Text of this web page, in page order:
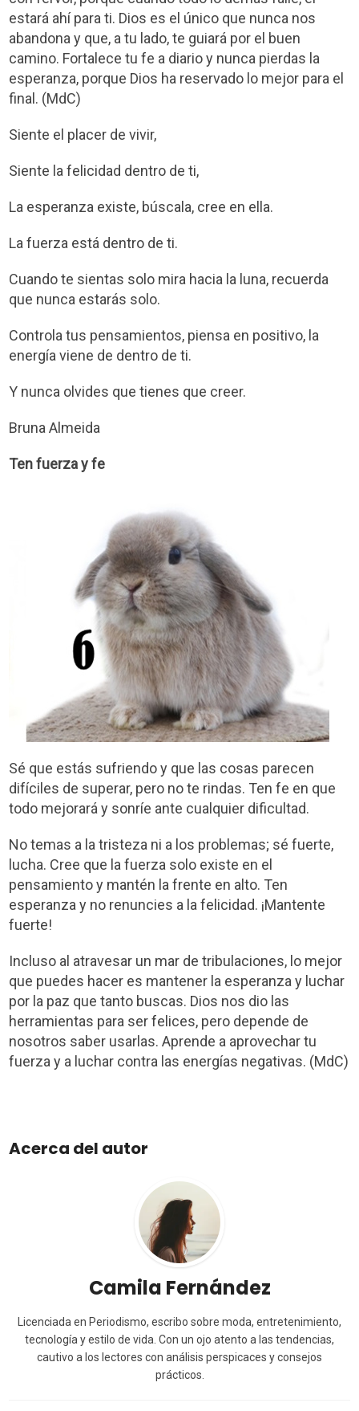
estará ahí para ti. Dios es el único que nunca nos
abandona y que, a tu lado, te guiará por el buen
camino. Fortalece tu fe a diario y nunca pierdas la
esperanza, porque Dios ha reservado lo mejor para el
final. (MdC)
Siente el placer de vivir,
Siente la felicidad dentro de ti,
La esperanza existe, búscala, cree en ella.
La fuerza está dentro de ti.
Cuando te sientas solo mira hacia la luna, recuerda
que nunca estarás solo.
Controla tus pensamientos, piensa en positivo, la
energía viene de dentro de ti.
Y nunca olvides que tienes que creer.
Bruna Almeida
Ten fuerza y fe
Sé que estás sufriendo y que las cosas parecen
difíciles de superar, pero no te rindas. Ten fe en que
todo mejorará y sonríe ante cualquier dificultad.
No temas a la tristeza ni a los problemas; sé fuerte,
lucha. Cree que la fuerza solo existe en el
pensamiento y mantén la frente en alto. Ten
esperanza y no renuncies a la felicidad. ¡Mantente
fuerte!
Incluso al atravesar un mar de tribulaciones, lo mejor
que puedes hacer es mantener la esperanza y luchar
por la paz que tanto buscas. Dios nos dio las
herramientas para ser felices, pero depende de
nosotros saber usarlas. Aprende a aprovechar tu
fuerza y a luchar contra las energías negativas. (MdC)
Acerca del autor
Camila Fernández
Licenciada en Periodismo, escribo sobre moda, entretenimiento,
tecnología y estilo de vida. Con un ojo atento a las tendencias,
cautivo a los lectores con análisis perspicaces y consejos
prácticos.